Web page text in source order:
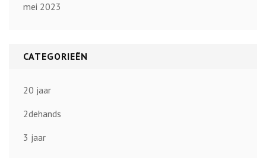
mei 2023
CATEGORIEËN
20 jaar
2dehands
3 jaar